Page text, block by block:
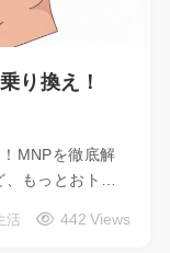
り換え！
MNPを徹底解
もっとおト…
活 442 Views